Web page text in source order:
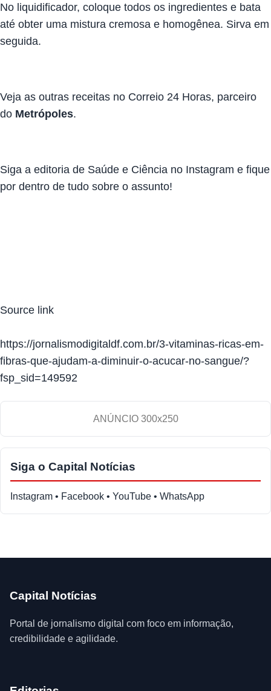
No liquidificador, coloque todos os ingredientes e bata
até obter uma mistura cremosa e homogênea. Sirva em
seguida.
Veja as outras receitas no Correio 24 Horas, parceiro
do Metrópoles.
Siga a editoria de Saúde e Ciência no Instagram e fique
por dentro de tudo sobre o assunto!
Source link
https://jornalismodigitaldf.com.br/3-vitaminas-ricas-em-
fibras-que-ajudam-a-diminuir-o-acucar-no-sangue/?
fsp_sid=149592
ANÚNCIO 300x250
Siga o Capital Notícias
Instagram • Facebook • YouTube • WhatsApp
Capital Notícias
Portal de jornalismo digital com foco em informação,
credibilidade e agilidade.